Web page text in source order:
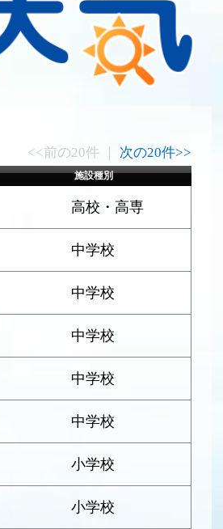
<<前の20件 ｜ 次の20件>>
施設種別
高校・高専
中学校
中学校
中学校
中学校
中学校
小学校
小学校